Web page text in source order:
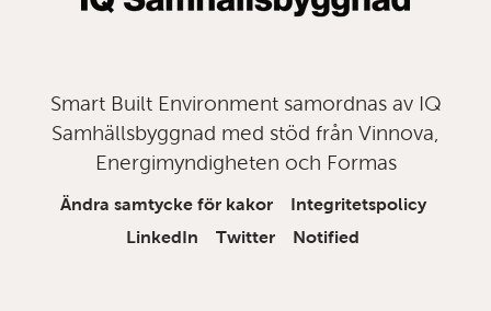
Smart Built Environment samordnas av IQ
Samhällsbyggnad med stöd från Vinnova,
Energimyndigheten och Formas
Ändra samtycke för kakor
Integritetspolicy
LinkedIn
Twitter Notified